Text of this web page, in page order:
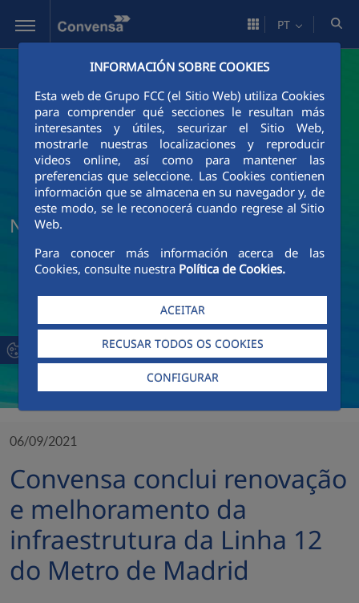
Pular para o Conteúdo principal
INFORMACIÓN SOBRE COOKIES
Esta web de Grupo FCC (el Sitio Web) utiliza Cookies
para comprender qué secciones le resultan más
interesantes y útiles, securizar el Sitio Web,
mostrarle nuestras localizaciones y reproducir
videos online, así como para mantener las
preferencias que seleccione. Las Cookies contienen
información que se almacena en su navegador y, de
este modo, se le reconocerá cuando regrese al Sitio
Web.
Para conocer más información acerca de las
Cookies, consulte nuestra Política de Cookies.
ACEITAR
RECUSAR TODOS OS COOKIES
CONFIGURAR
PT
Notícias e Atualidade da Convensa
06/09/2021
Convensa conclui renovação
e melhoramento da
infraestrutura da Linha 12
do Metro de Madrid